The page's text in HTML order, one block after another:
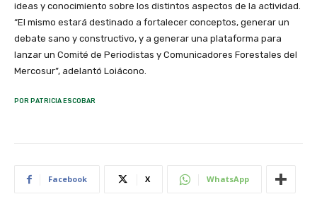
ideas y conocimiento sobre los distintos aspectos de la actividad.
“El mismo estará destinado a fortalecer conceptos, generar un
debate sano y constructivo, y a generar una plataforma para
lanzar un Comité de Periodistas y Comunicadores Forestales del
Mercosur”, adelantó Loiácono.
POR PATRICIA ESCOBAR
Facebook X WhatsApp